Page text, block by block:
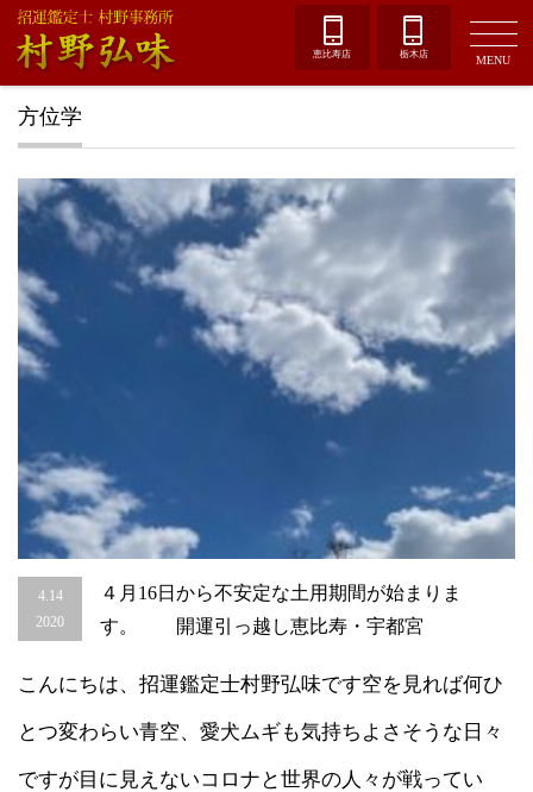
恵比寿店 栃木店 MENU
方位学
4.14
2020
４月16日から不安定な土用期間が始まりま
す。 開運引っ越し恵比寿・宇都宮
こんにちは、招運鑑定士村野弘味です空を見れば何ひ
とつ変わらい青空、愛犬ムギも気持ちよさそうな日々
ですが目に見えないコロナと世界の人々が戦ってい